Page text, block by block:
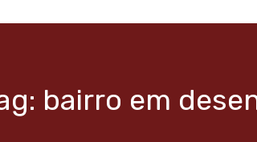
bairro em